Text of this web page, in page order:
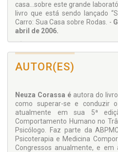
casa...sobre este grande
livro que está sendo lançado
Carro: Sua Casa sobre Rodas. -
abril de 2006.
“A vida moderna acabou
extensões de casa. Ao se
as pessoas acabam
cozinha, sala de estar,
Caracol-Seu Carro: Sua Casa
12 de junho de 2006.
“O tempo no trânsito não
perdido. Ele tem que ser
pessoas deveriam encarar as
trabalho para não estressar.
AUTOR(ES)
Neuza Corassa é autora do
como superar-se e conduzir
atualmente em sua 5ª
Comportamento Humano no
Psicólogo. Faz parte da
Psicoterapia e Medicina
Congressos anualmente, e em